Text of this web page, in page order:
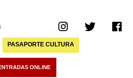
PASAPORTE CULTURA